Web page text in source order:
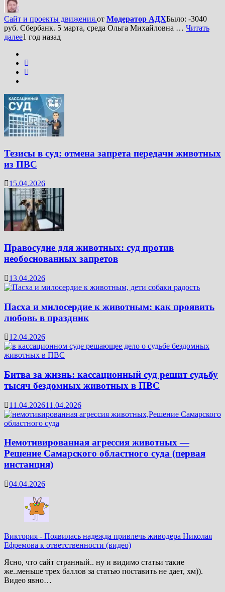
Сайт и проекты движения.от Модератор АДХБыло: -3040
руб. Сбербанк. 5 марта, среда Ольга Михайловна … Читать
далее1 год назад
Тезисы в суд: отмена запрета передачи животных
из ПВС
15.04.2026
Правосудие для животных: суд против
необоснованных запретов
13.04.2026
Пасха и милосердие к животным: как проявить
любовь в праздник
12.04.2026
Битва за жизнь: кассационный суд решит судьбу
тысяч бездомных животных в ПВС
11.04.202611.04.2026
Немотивированная агрессия животных —
Решение Самарского областного суда (первая
инстанция)
04.04.2026
Виктория - Появилась надежда привлечь живодера Николая
Ефремова к ответственности (видео)
Ясно, что сайт странный.. ну и видимо статьи такие
же..меньше трех баллов за статью поставить не дает, хм)).
Видео явно…